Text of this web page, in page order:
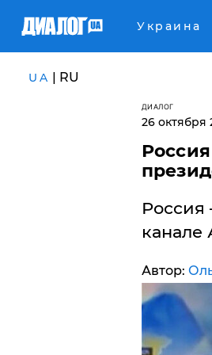
Украина
UA | RU
ДИАЛОГ
26 октября
Россия
канале
Автор: